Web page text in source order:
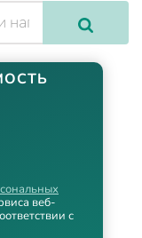
веб-
с